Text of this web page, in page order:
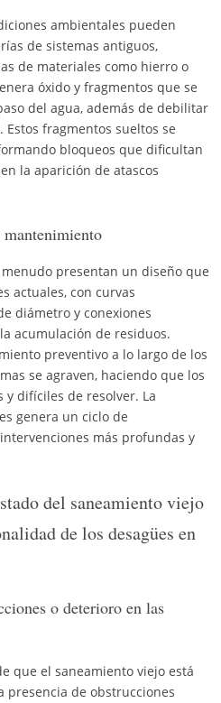
ambientales pueden
de sistemas antiguos,
de materiales como hierro o
óxido y fragmentos que se
del agua, además de debilitar
fragmentos sueltos se
bloqueos que dificultan
la aparición de atascos
presentan un diseño que
actuales, con curvas
diámetro y conexiones
acumulación de residuos.
preventivo a lo largo de los
se agraven, haciendo que los
y difíciles de resolver. La
genera un ciclo de
más profundas y
del saneamiento viejo
de los desagües en
o deterioro en las
que el saneamiento viejo está
presencia de obstrucciones